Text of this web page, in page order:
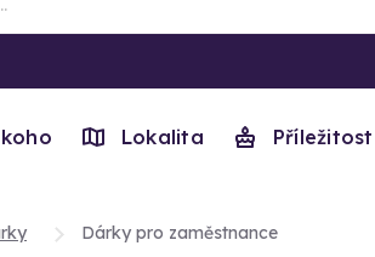
Lokalita Příležitost
Dárky pro zaměstnance